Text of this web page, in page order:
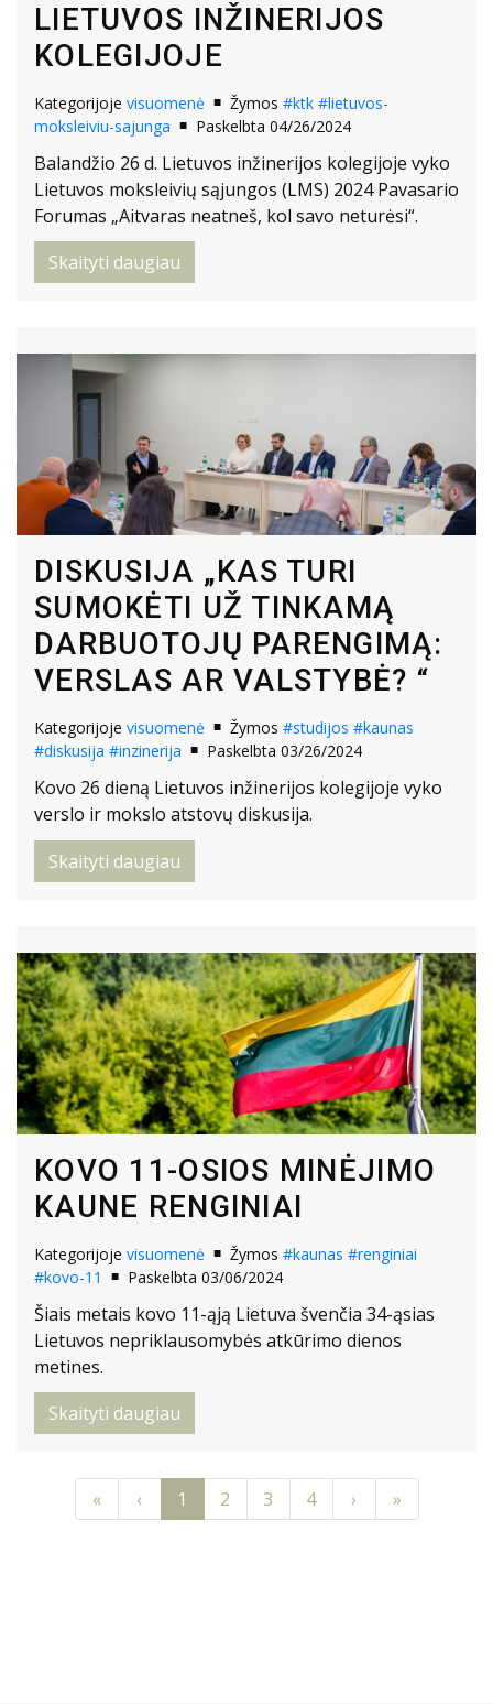
LIETUVOS INŽINERIJOS
KOLEGIJOJE
Kategorijoje visuomenė Žymos #ktk #lietuvos-
moksleiviu-sajunga
Paskelbta 04/26/2024
Balandžio 26 d. Lietuvos inžinerijos kolegijoje vyko
Lietuvos moksleivių sąjungos (LMS) 2024 Pavasario
Forumas „Aitvaras neatneš, kol savo neturėsi“.
Skaityti daugiau
DISKUSIJA „KAS TURI
SUMOKĖTI UŽ TINKAMĄ
DARBUOTOJŲ PARENGIMĄ:
VERSLAS AR VALSTYBĖ? “
Kategorijoje visuomenė Žymos #studijos #kaunas
#diskusija #inzinerija Paskelbta 03/26/2024
Kovo 26 dieną Lietuvos inžinerijos kolegijoje vyko
verslo ir mokslo atstovų diskusija.
Skaityti daugiau
KOVO 11-OSIOS MINĖJIMO
KAUNE RENGINIAI
Kategorijoje visuomenė Žymos #kaunas #renginiai
#kovo-11
Paskelbta 03/06/2024
Šiais metais kovo 11-ąją Lietuva švenčia 34-ąsias
Lietuvos nepriklausomybės atkūrimo dienos
metines.
Skaityti daugiau
«Previous
‹Previous
1 2 3 4 › Next»Next